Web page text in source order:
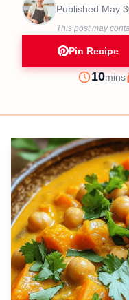
Published May
This post may
Pin Recipe
Prep
10mins